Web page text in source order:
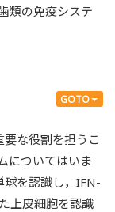
類の免疫システ
GOTO
な役割を担うこ
についてはいま
を認識し，IFN-
上皮細胞を認識